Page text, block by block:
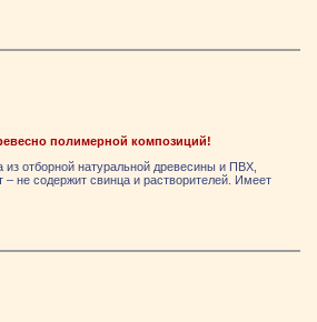
полимерной композиций!
из отборной натуральной древесины и ПВХ,
– не содержит свинца и растворителей. Имеет